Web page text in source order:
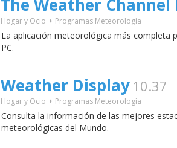
The Weather Channel
Hogar y Ocio Programas Meteorología
La aplicación meteorológica más completa
PC.
Weather Display 10.37
Hogar y Ocio Programas Meteorología
Consulta la información de las mejores
meteorológicas del Mundo.